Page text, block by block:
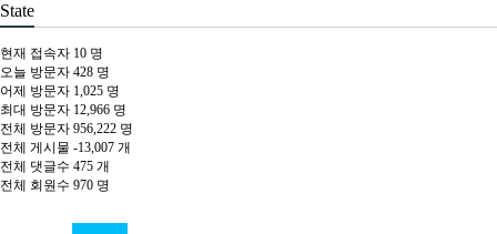
State
현재 접속자 10 명
오늘 방문자 428 명
어제 방문자 1,025 명
최대 방문자 12,966 명
전체 방문자 956,222 명
전체 게시물 -13,007 개
전체 댓글수 475 개
전체 회원수 970 명